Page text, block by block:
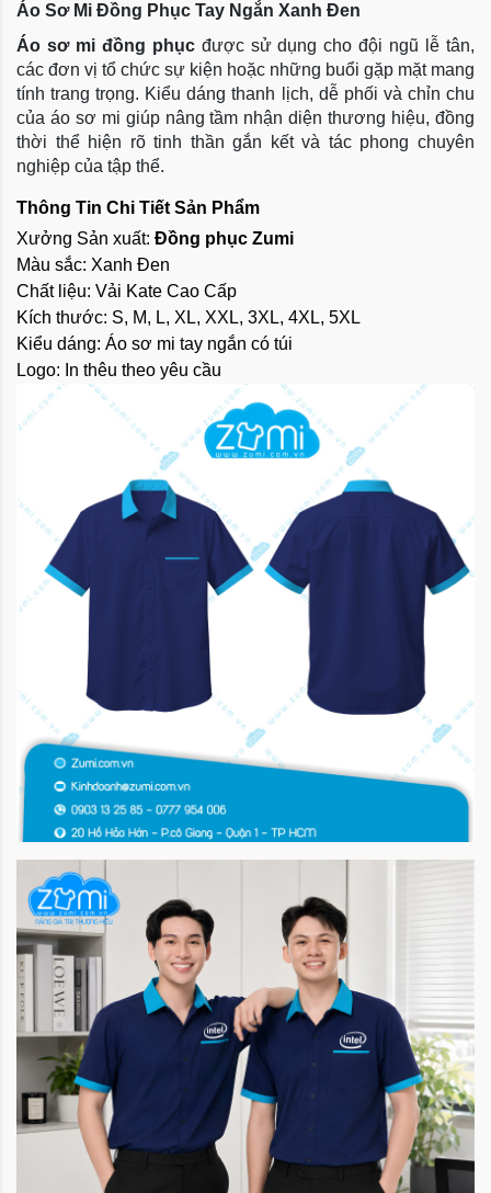
Áo Sơ Mi Đồng Phục Tay Ngắn Xanh Đen
Áo sơ mi đồng phục được sử dụng cho đội ngũ lễ tân,
các đơn vị tổ chức sự kiện hoặc những buổi gặp mặt mang
tính trang trọng. Kiểu dáng thanh lịch, dễ phối và chỉn chu
của áo sơ mi giúp nâng tầm nhận diện thương hiệu, đồng
thời thể hiện rõ tinh thần gắn kết và tác phong chuyên
nghiệp của tập thể.
Thông Tin Chi Tiết Sản Phẩm
Xưởng Sản xuất: Đồng phục Zumi
Màu sắc: Xanh Đen
Chất liệu: Vải Kate Cao Cấp
Kích thước: S, M, L, XL, XXL, 3XL, 4XL, 5XL
Kiểu dáng: Áo sơ mi tay ngắn có túi
Logo: In thêu theo yêu cầu